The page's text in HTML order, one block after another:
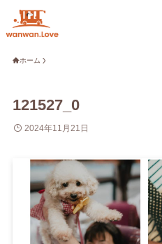
ホーム
121527_0
2024年11月21日